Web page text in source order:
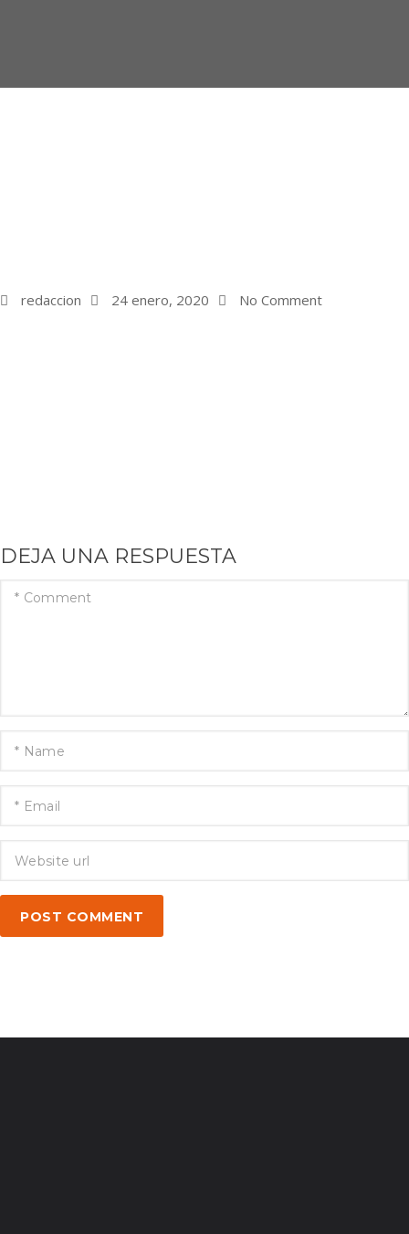
redaccion 24 enero, 2020 No Comment
DEJA UNA RESPUESTA
POST COMMENT